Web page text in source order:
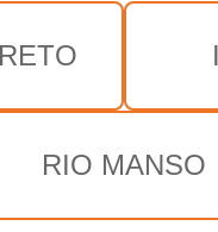
RIO MANSO